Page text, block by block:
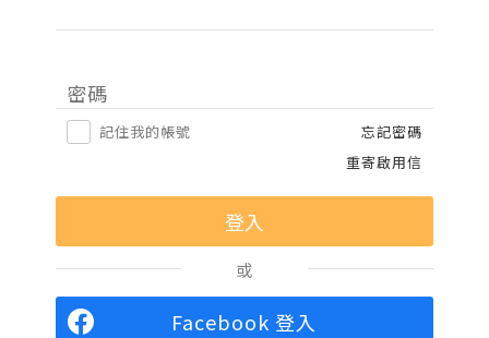
密碼
記住我的帳號
忘記密碼
重寄啟用信
或
Facebook 登入